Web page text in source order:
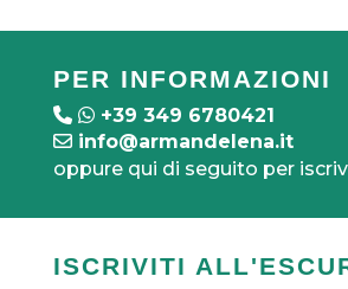
PER INFORMAZIONI
+39 349 6780421
info@armandelena.it
oppure qui di seguito per
ISCRIVITI